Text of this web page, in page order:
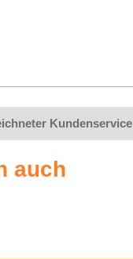
Kundenservice
auch